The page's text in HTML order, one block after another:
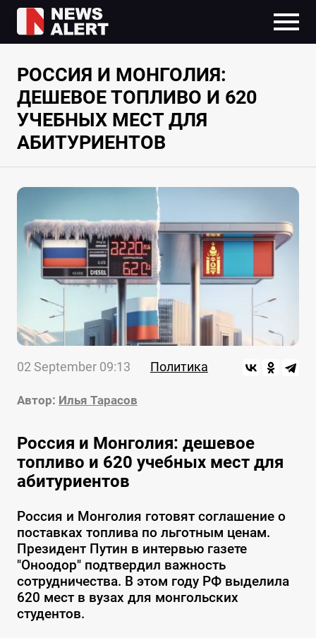
РОССИЯ И МОНГОЛИЯ:
ДЕШЕВОЕ ТОПЛИВО И 620
УЧЕБНЫХ МЕСТ ДЛЯ
АБИТУРИЕНТОВ
02 September 09:13 Политика
Автор: Илья Тарасов
Россия и Монголия: дешевое
топливо и 620 учебных мест для
абитуриентов
Россия и Монголия готовят соглашение о
поставках топлива по льготным ценам.
Президент Путин в интервью газете
"Оноодор" подтвердил важность
сотрудничества. В этом году РФ выделила
620 мест в вузах для монгольских
студентов.